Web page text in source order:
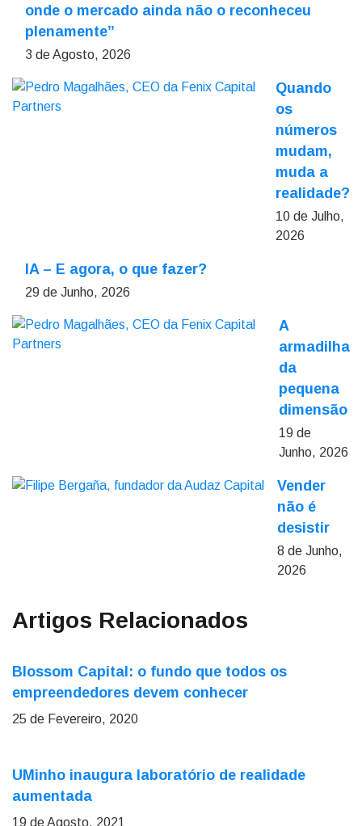
onde o mercado ainda não o reconheceu
plenamente”
3 de Agosto, 2026
Quando
os
números
mudam,
muda a
realidade?
10 de Julho,
2026
IA – E agora, o que fazer?
29 de Junho, 2026
A
armadilha
da
pequena
dimensão
19 de
Junho, 2026
Vender
não é
desistir
8 de Junho,
2026
Artigos Relacionados
Blossom Capital: o fundo que todos os
empreendedores devem conhecer
25 de Fevereiro, 2020
UMinho inaugura laboratório de realidade
aumentada
19 de Agosto, 2021